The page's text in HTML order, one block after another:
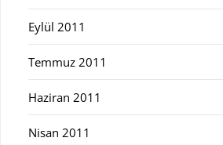
Eylül 2011
Temmuz 2011
Haziran 2011
Nisan 2011